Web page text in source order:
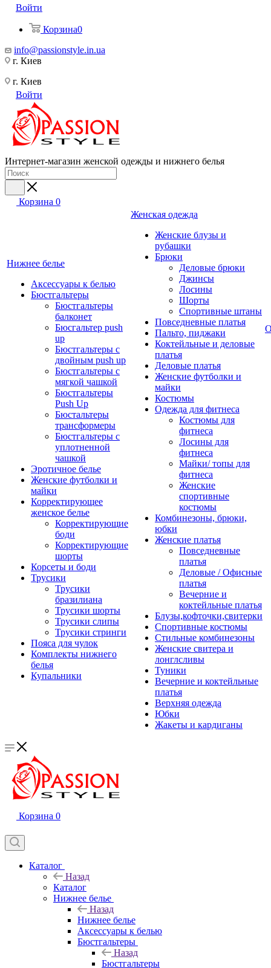
Войти
Корзина0
info@passionstyle.in.ua
г. Киев
г. Киев
Войти
Интернет-магазин женской одежды и нижнего белья
Корзина 0
Нижнее белье
Аксессуары к белью
Бюстгальтеры
Бюстгальтеры
балконет
Бюсгальтер push
up
Бюстгальтеры с
двойным push up
Бюстгальтеры с
мягкой чашкой
Бюстгальтеры
Push Up
Бюстальтеры
трансформеры
Бюстгальтеры с
уплотненной
чашкой
Эротичное белье
Женские футболки и
майки
Корректирующее
женское белье
Корректирующие
боди
Корректирующие
шорты
Корсеты и боди
Трусики
Трусики
бразилиана
Трусики шорты
Трусики слипы
Трусики стринги
Пояса для чулок
Комплекты нижнего
белья
Купальники
Женская одежда
Женские блузы и
рубашки
Брюки
Деловые брюки
Джинсы
Лосины
Шорты
Спортивные штаны
Повседневные платья
Пальто, пиджаки
Коктейльные и деловые
платья
Деловые платья
Женские футболки и
майки
Костюмы
Одежда для фитнеса
Костюмы для
фитнеса
Лосины для
фитнеса
Майки/ топы для
фитнеса
Женские
спортивные
костюмы
Комбинезоны, брюки,
юбки
Женские платья
Повседневные
платья
Деловые / Офисные
платья
Вечерние и
коктейльные платья
Блузы,кофточки,свитерки
Спортивные костюмы
Стильные комбинезоны
Женские свитера и
лонглсливы
Туники
Вечерние и коктейльные
платья
Верхняя одежда
Юбки
Жакеты и кардиганы
Корзина 0
Каталог
Назад
Каталог
Нижнее белье
Назад
Нижнее белье
Аксессуары к белью
Бюстгальтеры
Назад
Бюстгальтеры